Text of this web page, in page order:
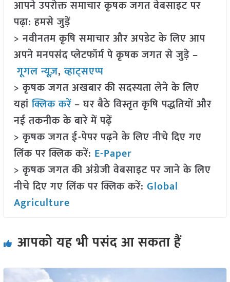
आपने उपरोक्त समाचार कृषक जगत वेबसाइट पर
पढ़ा: हमसे जुड़ें
> नवीनतम कृषि समाचार और अपडेट के लिए आप
अपने मनपसंद प्लेटफॉर्म पे कृषक जगत से जुड़े –
गूगल न्यूज़,व्हाट्सएप्प
> कृषक जगत अखबार की सदस्यता लेने के लिए
यहांक्लिक करें– घर बैठे विस्तृत कृषि पद्धतियों और
नई तकनीक के बारे में पढ़ें
> कृषक जगत ई-पेपर पढ़ने के लिए नीचे दिए गए
लिंक पर क्लिक करें: E-Paper
> कृषक जगत की अंग्रेजी वेबसाइट पर जाने के लिए
नीचे दिए गए लिंक पर क्लिक करें: Global
Agriculture
आपको यह भी पसंद आ सकता हैं